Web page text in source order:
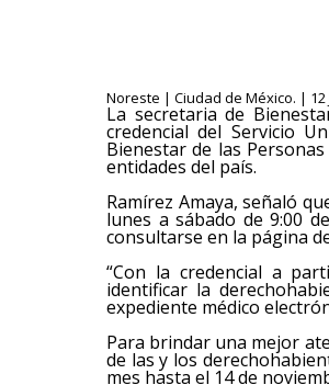
Noreste | Ciudad de México. | 12
La secretaria de
credencial del Servicio
Bienestar de las
entidades del país.
Ramírez Amaya, señaló
lunes a sábado de 9:00
consultarse en la página
“Con la credencial a
identificar la
expediente médico
Para brindar una mejor
de las y los
mes hasta el 14 de